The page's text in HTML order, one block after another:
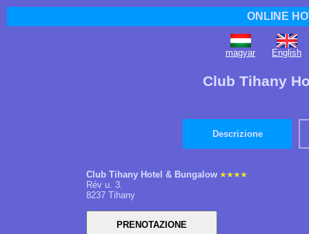
ONLINE
magyar English
Club Tihany
Descrizione
Club Tihany Hotel & Bungalow
Rév u. 3.
8237 Tihany